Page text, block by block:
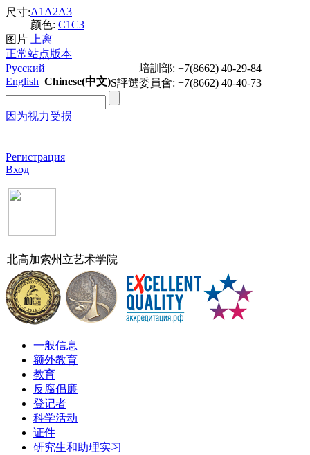
尺寸:A1 A2A3
颜色: C1C3
图片
上离
正常站点版本
Русский
English Chinese(中文)
培訓部: +7(8662) 40-29-84
S評選委員會: +7(8662) 40-40-73
因为视力受损
Регистрация
Вход
北高加索州立艺术学院
一般信息
额外教育
教育
反腐倡廉
登记者
科学活动
证件
研究生和助理实习